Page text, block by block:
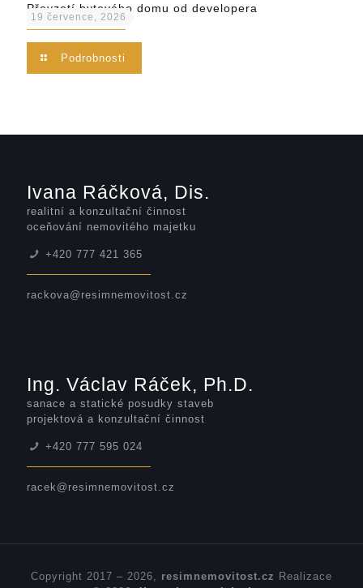
19 července, 2026
Převzetí bytového domu od developera
Podrobnosti
Ivana Ráčková, Dis.
realitní a konzultační činnost
oceňování nemovitého majetku
+420 777 421 365
rackova@resimnemovitost.cz
Ing. Václav Ráček, Ph.D.
sanace a statické posudky staveb
projektová a konzultační činnost
+420 777 595 024
racek@resimnemovitost.cz
Copyright 2017 – 2026, resimnemovitost.cz Realizace